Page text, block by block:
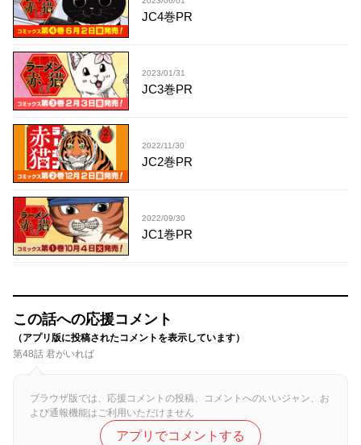
JC4巻PR
2023/01/31
JC3巻PR
2022/11/30
JC2巻PR
2022/09/30
JC1巻PR
この話への応援コメント
（アプリ版に投稿されたコメントを表示しています）
第48話 君がいれば
ブラウザ版では、応援コメントの投稿、コメントへのいいジャン、お
よび通報機能はご利用いただけません
アプリでコメントする